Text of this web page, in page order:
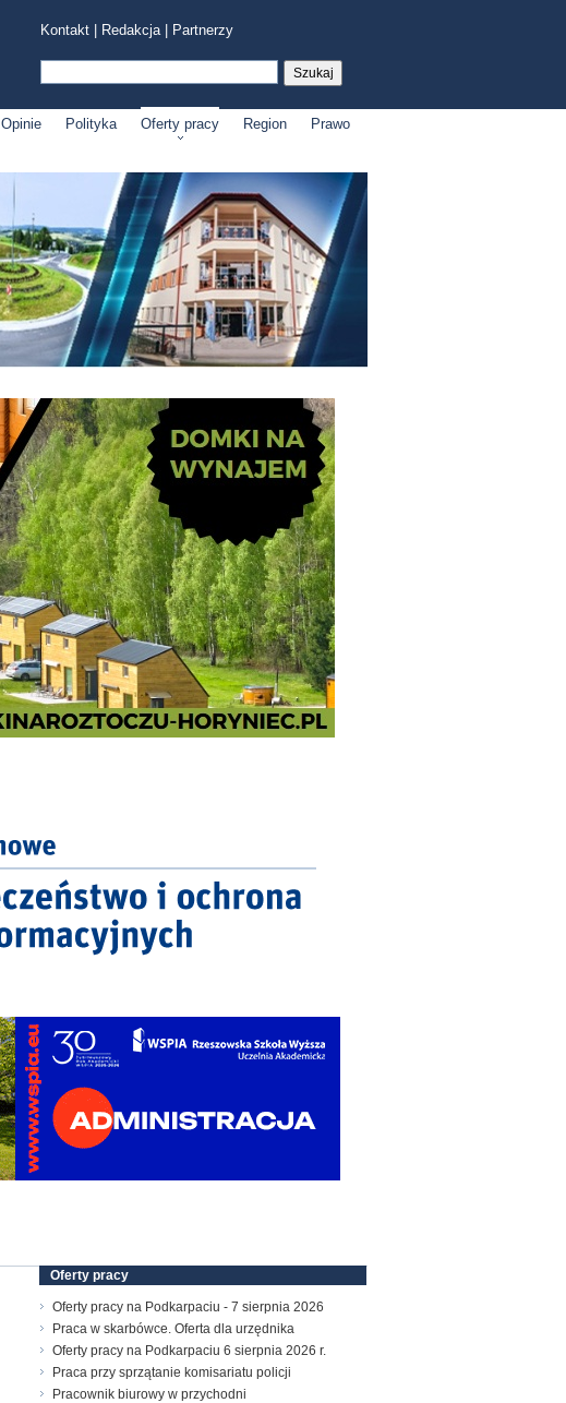
Kontakt Redakcja| Partnerzy
Opinie Polityka Oferty pracy Region
Prawo
Oferty pracy
Oferty pracy na Podkarpaciu - 7 sierpnia 2026
Praca w skarbówce. Oferta dla urzędnika
Oferty pracy na Podkarpaciu 6 sierpnia 2026 r.
Praca przy sprzątanie komisariatu policji
Pracownik biurowy w przychodni